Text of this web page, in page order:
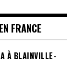
FRANCE
À BLAINVILLE-